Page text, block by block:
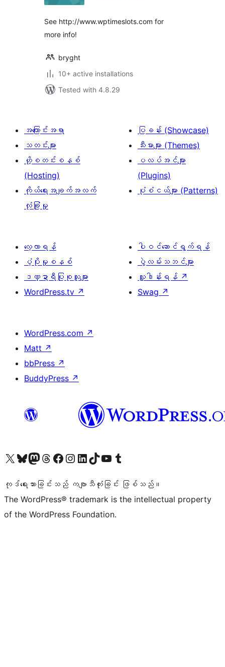
See http://www.wptimeslots.com for
more info!
bryght
10+ active installations
Tested with 4.8.29
အကြောင်းအရာ
သတင်းများ
ဟို့စတင်းစနစ်
(Hosting)
ကိုယ်ရေးအချက်အလက်
လုံခြုံမှု
ပြခန်း (Showcase)
သီးမားများ (Themes)
ပလပ်အင်များ
(Plugins)
ပုံစံငယ်များ (Patterns)
လေ့လာရန်
ပံ့ပိုးမှုစနစ်
ဒဏ္ဍာရီပြုစုသူများ
WordPress.tv ↗
ပါဝင်ဆောင်ရွက်ရန်
ပွဲလမ်းသဘင်များ
လှူဒါန်းရန် ↗
Swag ↗
WordPress.com ↗
Matt ↗
bbPress ↗
BuddyPress ↗
ကျွန်ုပ်တို့၏ X (ယခင် Twitter) အကောင့်သို့ သွားရောက်ကြည့်ရှုပါကျွန်ုပ်တို့၏ Bluesky အကောင့်သို့ ဝင်ရောက်ကြည့်ရှုရန်
ကျွန်ုပ်တို့၏ Mastodon အကောင့်သို့ သွားရောက်ကြည့်ရှုပါကျွန်ုပ်တို့၏ Threads အကောင့်သို့ ဝင်ရောက်ကြည့်ရှုရန်
ကျွန်ုပ်တို့၏ Facebook စာမျက်နှာသို့ သွားရောက်ကြည့်ရှုပါကျွန်ုပ်တို့၏ Instagram အကောင့်သို့ သွားရောက်ကြည့်ရှုပါ ကျွန်ုပ်တို့၏ LinkedIn အကောင့်သို့ သွားရောက်ကြည့်ရှုပါကျွန်ုပ်တို့၏ TikTok အကောင့်သို့ ဝင်ရောက်ကြည့်ရှုရန်
ကျွန်ုပ်တို့၏ YouTube ချန်နယ်သို့ သွားရောက်ကြည့်ရှုပါ ကျွန်ုပ်တို့၏ Tumblr အကောင့်သို့ ဝင်ရောက်ကြည့်ရှုရန်
ကုဒ်ရေးသားခြင်းသည် ကဗျာသီကုံးခြင်း ဖြစ်သည်။
The WordPress® trademark is the intellectual property
of the WordPress Foundation.